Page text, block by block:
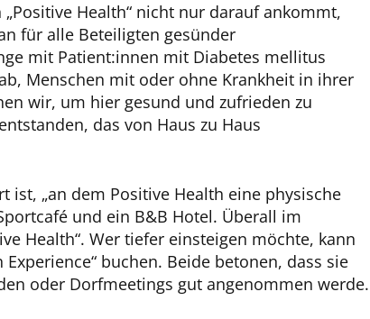
Health“ nicht nur darauf ankommt,
für alle Beteiligten gesünder
mit Patient:innen mit Diabetes mellitus
Menschen mit oder ohne Krankheit in ihrer
wir, um hier gesund und zufrieden zu
das von Haus zu Haus
ist, „an dem Positive Health eine physische
und ein B&B Hotel. Überall im
Health“. Wer tiefer einsteigen möchte, kann
buchen. Beide betonen, dass sie
oder Dorfmeetings gut angenommen werde.